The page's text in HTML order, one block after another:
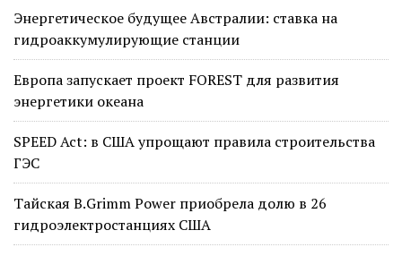
Энергетическое будущее Австралии: ставка на
гидроаккумулирующие станции
Европа запускает проект FOREST для развития
энергетики океана
SPEED Act: в США упрощают правила строительства
ГЭС
Тайская B.Grimm Power приобрела долю в 26
гидроэлектростанциях США